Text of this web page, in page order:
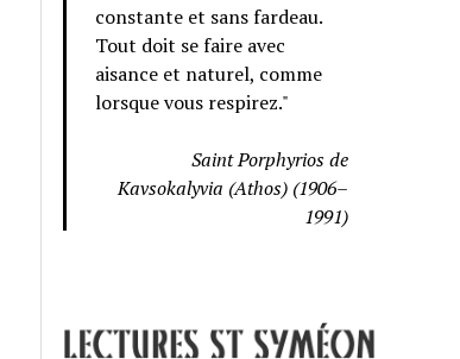
constante et sans fardeau.
Tout doit se faire avec
aisance et naturel, comme
lorsque vous respirez."
Saint Porphyrios de
Kavsokalyvia (Athos) (1906–
1991)